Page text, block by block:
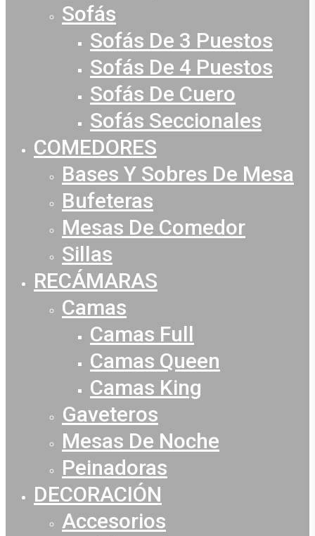
Sofás
Sofás De 3 Puestos
Sofás De 4 Puestos
Sofás De Cuero
Sofás Seccionales
COMEDORES
Bases Y Sobres De Mesa
Bufeteras
Mesas De Comedor
Sillas
RECÁMARAS
Camas
Camas Full
Camas Queen
Camas King
Gaveteros
Mesas De Noche
Peinadoras
DECORACIÓN
Accesorios